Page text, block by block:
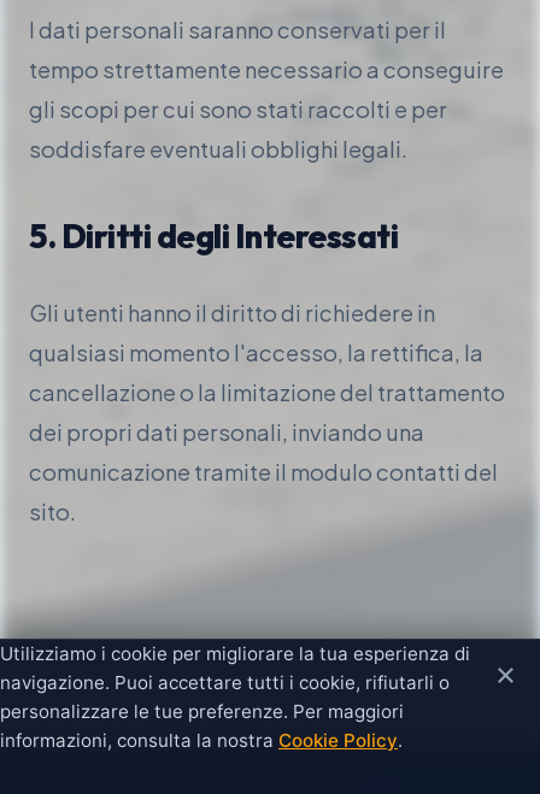
I dati personali saranno conservati per il
tempo strettamente necessario a conseguire
gli scopi per cui sono stati raccolti e per
soddisfare eventuali obblighi legali.
5. Diritti degli Interessati
Gli utenti hanno il diritto di richiedere in
qualsiasi momento l'accesso, la rettifica, la
cancellazione o la limitazione del trattamento
dei propri dati personali, inviando una
comunicazione tramite il modulo contatti del
sito.
×
Utilizziamo i cookie per migliorare la tua esperienza di
navigazione. Puoi accettare tutti i cookie, rifiutarli o
personalizzare le tue preferenze. Per maggiori
informazioni, consulta la nostra Cookie Policy.